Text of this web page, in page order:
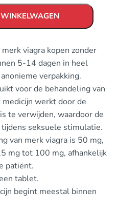
viagra kopen zonder
5-14 dagen in heel
verpakking.
voor de behandeling van
werkt door de
te verwijden, waardoor de
seksuele stimulatie.
van merk viagra is 50 mg,
mg tot 100 mg, afhankelijk
patiënt.
tablet.
begint meestal binnen